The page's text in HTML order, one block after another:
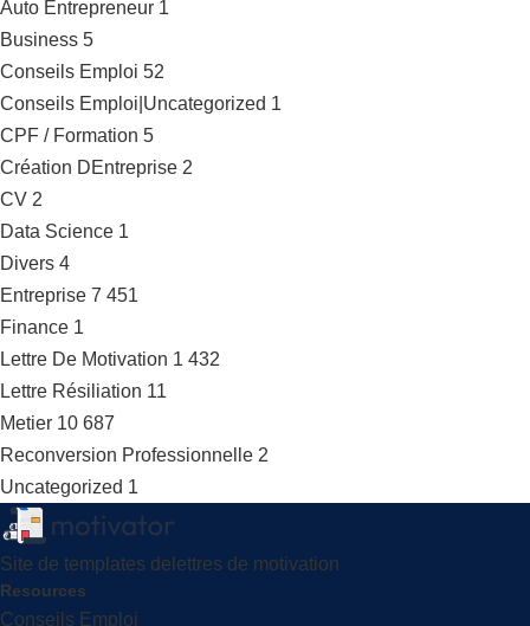
Auto Entrepreneur 1
Business 5
Conseils Emploi 52
Conseils Emploi|Uncategorized 1
CPF / Formation 5
Création DEntreprise 2
CV 2
Data Science 1
Divers 4
Entreprise 7 451
Finance 1
Lettre De Motivation 1 432
Lettre Résiliation 11
Metier 10 687
Reconversion Professionnelle 2
Uncategorized 1
Site de templates delettres de motivation
Resources
Conseils Emploi